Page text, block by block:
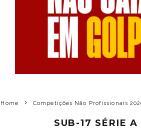
Home Competições Não Profissionais
SUB-17 SÉRIE